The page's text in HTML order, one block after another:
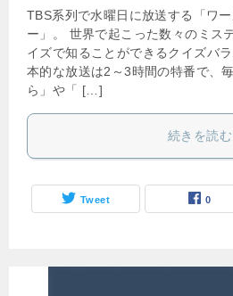
TBS系列で水曜日に放送する「ワ
ー」。 世界で起こった数々のミス
イズで知ることができるクイズバ
本的な放送は2～3時間の特番で、
ら」や「 […]
続きを読む
Tweet 0